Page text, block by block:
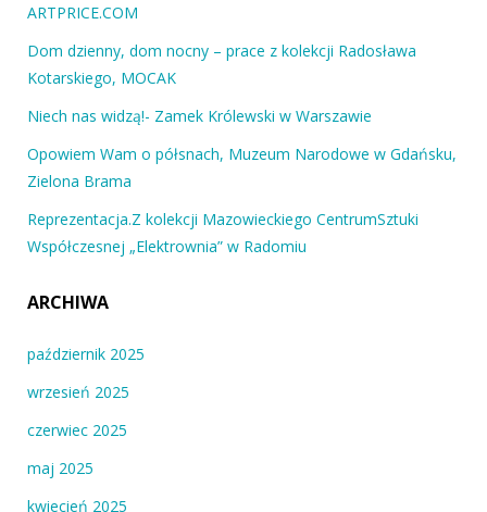
ARTPRICE.COM
Dom dzienny, dom nocny – prace z kolekcji Radosława
Kotarskiego, MOCAK
Niech nas widzą!- Zamek Królewski w Warszawie
Opowiem Wam o półsnach, Muzeum Narodowe w Gdańsku,
Zielona Brama
Reprezentacja.Z kolekcji Mazowieckiego CentrumSztuki
Współczesnej „Elektrownia” w Radomiu
ARCHIWA
październik 2025
wrzesień 2025
czerwiec 2025
maj 2025
kwiecień 2025